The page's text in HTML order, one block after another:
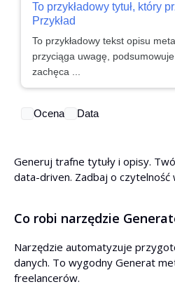
To przykładowy tytuł, który
Przykład
To przykładowy tekst opisu
przyciąga uwagę,
zachęca ...
Ocena Data
Generuj trafne tytuły i opisy.
data-driven. Zadbaj o czytelność
Co robi narzędzie
Narzędzie automatyzuje
danych. To wygodny Generat
freelancerów.